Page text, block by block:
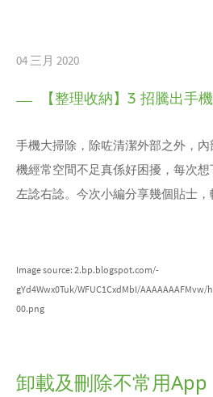
04 三月 2020
【整理收納】3 招騰出手
手機大掃除，除咗清潔外部之外，
機經常空間不足真係好困擾，每次
左諗右諗。今次小編分享幾個貼士，
Image source: 2.bp.blogspot.com/-
gYd4Wwx0Tuk/WFUC1CxdMbI/
00.png
卸載及刪除不常用App